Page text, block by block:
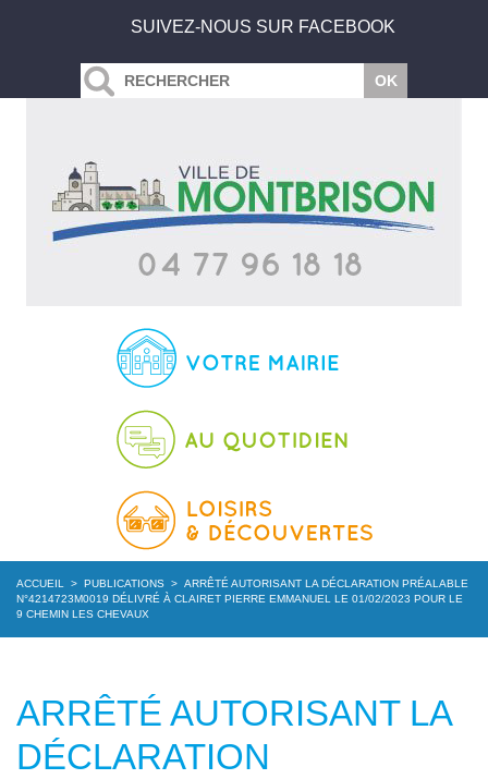
SUIVEZ-NOUS SUR FACEBOOK
ACCUEIL > PUBLICATIONS > ARRÊTÉ AUTORISANT LA DÉCLARATION PRÉALABLE
N°4214723M0019 DÉLIVRÉ À CLAIRET PIERRE EMMANUEL LE 01/02/2023 POUR LE
9 CHEMIN LES CHEVAUX
ARRÊTÉ AUTORISANT LA
DÉCLARATION